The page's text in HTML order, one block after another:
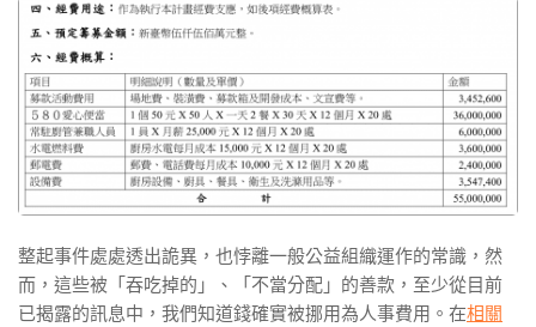
整起事件處處透出詭異，也悖離一般公益組織運作的常識，然
而，這些被「吞吃掉的」、「不當分配」的善款，至少從目前
已揭露的訊息中，我們知道錢確實被挪用為人事費用。在相關